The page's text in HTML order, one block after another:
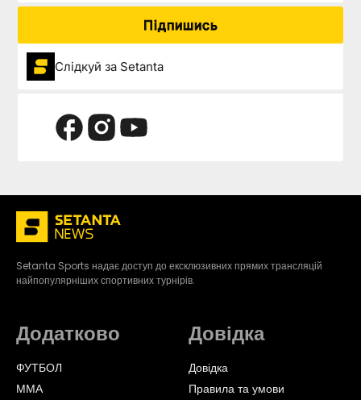
Підпишись
Слідкуй за Setanta
Setanta Sports надає доступ до ексклюзивних прямих трансляцій
найпопулярніших спортивних турнірів.
Додатково
ФУТБОЛ
ММА
Довідка
Довідка
Правила та умови